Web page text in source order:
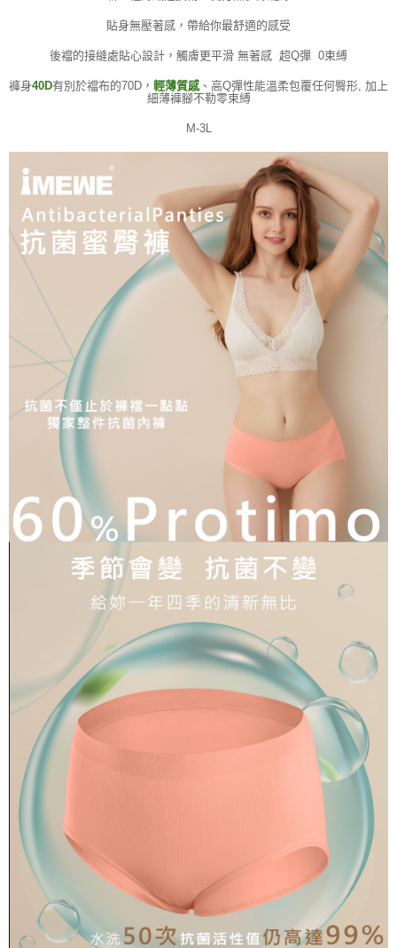
貼身無壓著感，帶給你最舒適的感受
後襠的接縫處貼心設計，觸膚更平滑 無著感 超Q彈 0束縛
褲身40D有別於襠布的70D， 輕薄質感、高Q彈性能溫柔包覆任何臀形, 加上
細薄褲腳不勒零束縛
M-3L